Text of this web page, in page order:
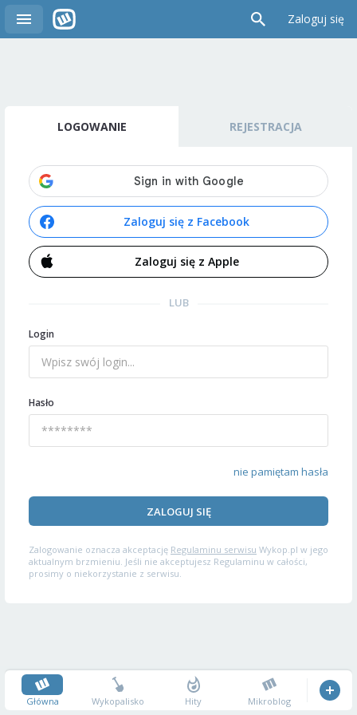
Zaloguj się
LOGOWANIE REJESTRACJA
Zaloguj się z Facebook
Zaloguj się z Apple
LUB
Login
Hasło
nie pamiętam hasła
ZALOGUJ SIĘ
Zalogowanie oznacza akceptację Regulaminu serwisu Wykop.pl w jego
aktualnym brzmieniu. Jeśli nie akceptujesz Regulaminu w całości,
prosimy o niekorzystanie z serwisu.
Główna Wykopalisko Hity Mikroblog